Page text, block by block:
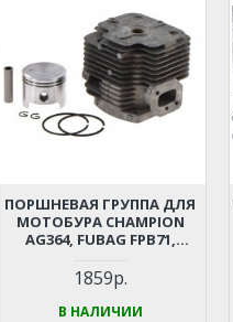
ПОРШНЕВАЯ ГРУППА ДЛЯ
МОТОБУРА CHAMPION
AG364, FUBAG FPB71,
ECHO PB770 (1E48F, 63КУБ. D-
48ММ)
1859р.
В НАЛИЧИИ